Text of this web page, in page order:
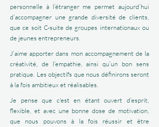
personnelle à l’étranger me permet aujourd’hui
d’accompagner une grande diversité de clients,
que ce soit C-suite de groupes internationaux ou
de jeunes entrepreneurs.
J’aime apporter dans mon accompagnement de la
créativité, de l’empathie, ainsi qu’un bon sens
pratique. Les objectifs que nous définirons seront
à la fois ambitieux et réalisables.
Je pense que c'est en étant ouvert d’esprit,
flexible, et avec une bonne dose de motivation,
que nous pouvons à la fois réussir et être